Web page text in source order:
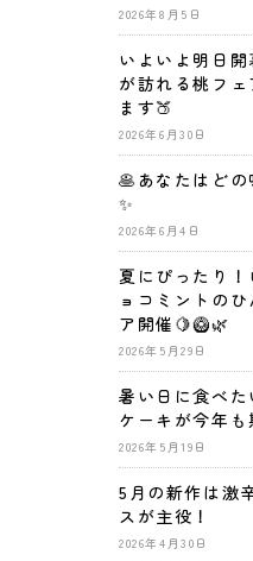
2026年8月5日
いよいよ明日
が訪れる桃フェ
ます🍑
2026年6月30日
🥞あなたはどの
✨
2026年6月4日
夏にぴったり
ョコミントの
ア開催🍋🥝🌿
2026年5月29日
暑い日に食べ
ケーキが今年も
2026年5月19日
5月の新作は激
スが主役！
2026年4月30日